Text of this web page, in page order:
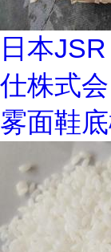
日本
仕株式
雾面鞋